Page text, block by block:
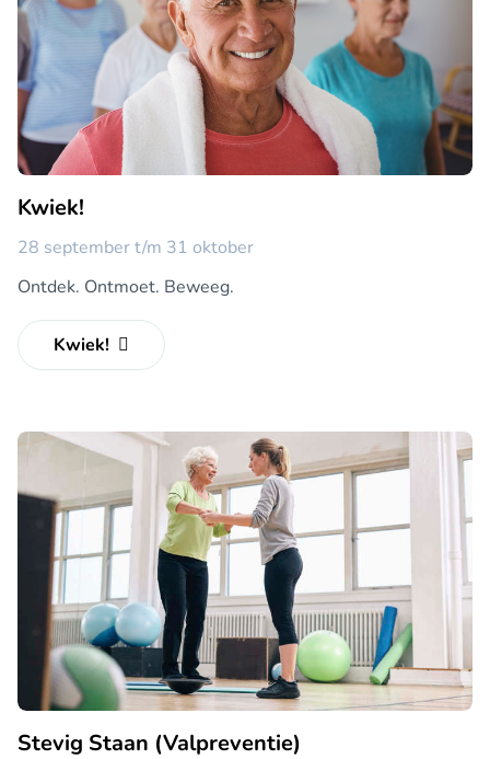
Kwiek!
28 september t/m 31 oktober
Ontdek. Ontmoet. Beweeg.
Kwiek!
Stevig Staan (Valpreventie)